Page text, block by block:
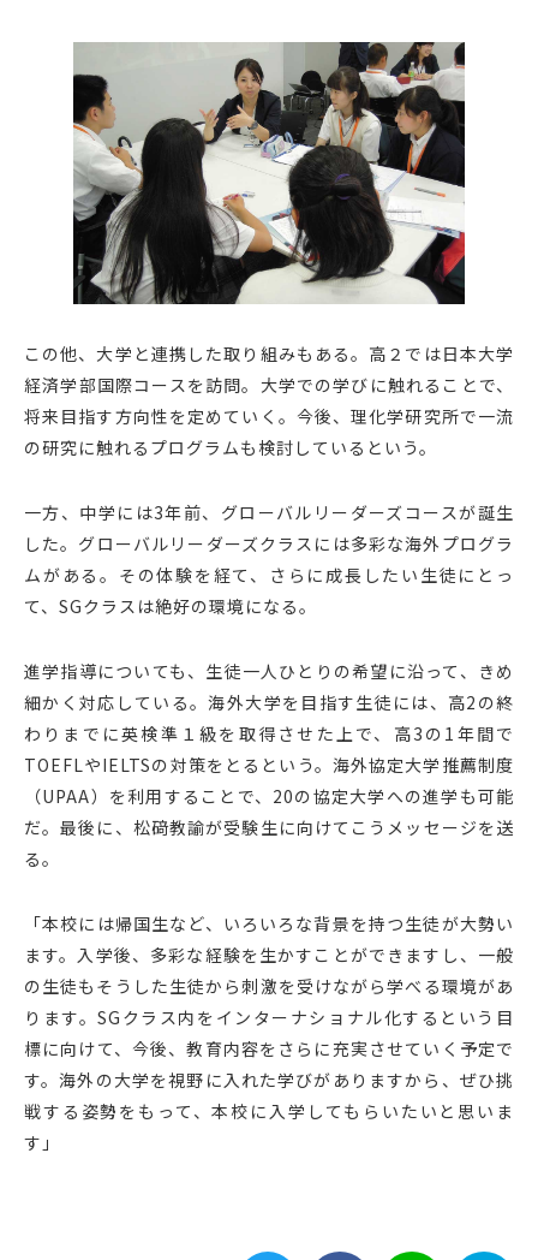
この他、大学と連携した取り組みもある。高２では日本大学
経済学部国際コースを訪問。大学での学びに触れることで、
将来目指す方向性を定めていく。今後、理化学研究所で一流
の研究に触れるプログラムも検討しているという。
一方、中学には3年前、グローバルリーダーズコースが誕生
した。グローバルリーダーズクラスには多彩な海外プログラ
ムがある。その体験を経て、さらに成長したい生徒にとっ
て、SGクラスは絶好の環境になる。
進学指導についても、生徒一人ひとりの希望に沿って、きめ
細かく対応している。海外大学を目指す生徒には、高2の終
わりまでに英検準１級を取得させた上で、高3の1年間で
TOEFLやIELTSの対策をとるという。海外協定大学推薦制度
（UPAA）を利用することで、20の協定大学への進学も可能
だ。最後に、松𥔎教諭が受験生に向けてこうメッセージを送
る。
「本校には帰国生など、いろいろな背景を持つ生徒が大勢い
ます。入学後、多彩な経験を生かすことができますし、一般
の生徒もそうした生徒から刺激を受けながら学べる環境があ
ります。SGクラス内をインターナショナル化するという目
標に向けて、今後、教育内容をさらに充実させていく予定で
す。海外の大学を視野に入れた学びがありますから、ぜひ挑
戦する姿勢をもって、本校に入学してもらいたいと思いま
す」